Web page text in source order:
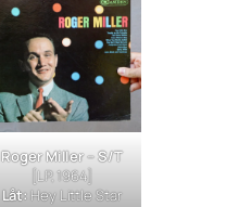
Roger Miller – S/T
[LP, 1964]
Låt:Hey Little Star